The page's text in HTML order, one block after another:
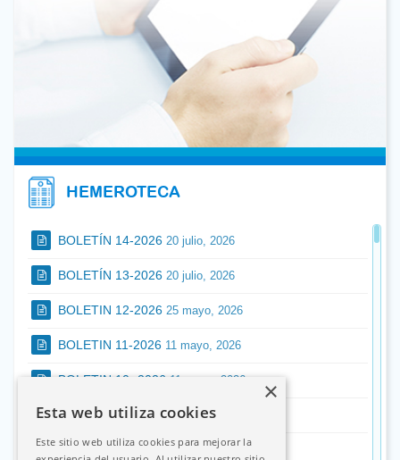
HEMEROTECA
BOLETÍN 14-2026 20 julio, 2026
BOLETÍN 13-2026 20 julio, 2026
BOLETIN 12-2026 25 mayo, 2026
BOLETIN 11-2026 11 mayo, 2026
BOLETIN 10- 2026 11 mayo, 2026
BOLETIN 09-202627 abril, 2026
BOLETIN 08-202613 abril, 2026
Esta web utiliza cookies
Este sitio web utiliza cookies para mejorar la
×